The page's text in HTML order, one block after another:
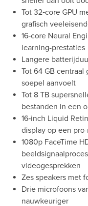
Tot 32‑core GPU
grafisch
16‑core Neural
learning-prestaties
Langere
Tot 64 GB
soepel aanvoelt
Tot 8 TB
bestanden in een
16‑inch Liquid
display op een
1080p FaceTime
videogesprekken
Zes speakers met
Drie microfoons
nauwkeuriger